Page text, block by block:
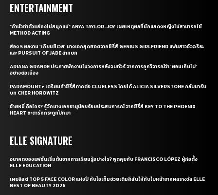
ENTERTAINMENT
“ถ้ามัวทำตัวแย่คงไม่สนุกแน่” ANYA TAYLOR-JOY เผยเหตุผลที่นักแสดงหญิงไม่สามารถใช้
METHOD ACTING
ส่อง 5 ผลงาน ‘เถียนซีเวย’ นางเอกสุดฮอตจากซีรี่ส์ GENIUS GIRLFRIEND แฟนสาวอัจฉริยะ
และ PURSUIT OF JADE ล่าหยก
ARIANA GRANDE ประกาศพักงานในวงการหลังจบทัวร์ จากการถูกวิจารณ์ว่า ‘ผอมเกินไป’
อย่างต่อเนื่อง
PARAMOUNT+ เตรียมทำซีรี่ส์ภาคต่อ CLUELESS โดยได้ ALICIA SILVERSTONE กลับมารับ
บท CHER HOROWITZ
อ้ายหมี่ คือใคร? รู้จักนางเอกอายุน้อยร้อยประสบการณ์ จากซีรี่ส์ KEY TO THE PHOENIX
HEART ชะตารักกระดูกปักษา
ELLE SIGNATURE
อนาคตของแฟชั่นเริ่มต้นจากการเรียนรู้อย่างไร? พูดคุยกับ FRANCISCO LÓPEZ ผู้ก่อตั้ง
ELLE EDUCATION
เผยลิสต์ TOP 5 FACE COLOR แห่งปี กับไอเท็มช่วยเติมสีสันให้กับใบหน้าจากผลรางวัล ELLE
BEST OF BEAUTY 2026